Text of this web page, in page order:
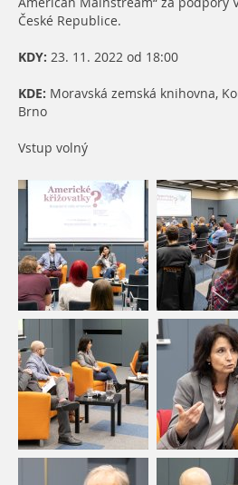
České Republice.
KDY: 23. 11. 2022 od 18:00
KDE: Moravská zemská knihovna,
Brno
Vstup volný